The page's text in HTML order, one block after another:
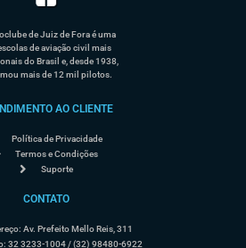
de Juiz de Fora é uma
de aviação civil mais
do Brasil e, desde 1938,
mais de 12 mil pilotos.
AO CLIENTE
Política de Privacidade
Termos e Condições
Suporte
CONTATO
Av. Prefeito Mello Reis, 311
32 3233-1004 / (32) 98480-6922